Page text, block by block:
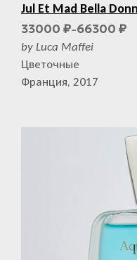
Jul Et Mad Bella
33000 ₽–66300 ₽
by Luca Maffei
Цветочные
Франция, 2017